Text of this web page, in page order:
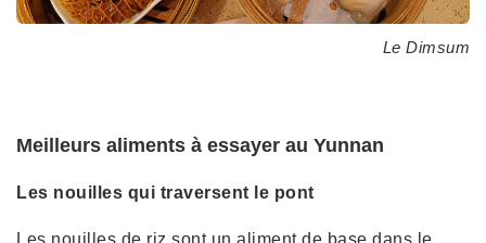
Le Dimsum
Meilleurs aliments à essayer au Yunnan
Les nouilles qui traversent le pont